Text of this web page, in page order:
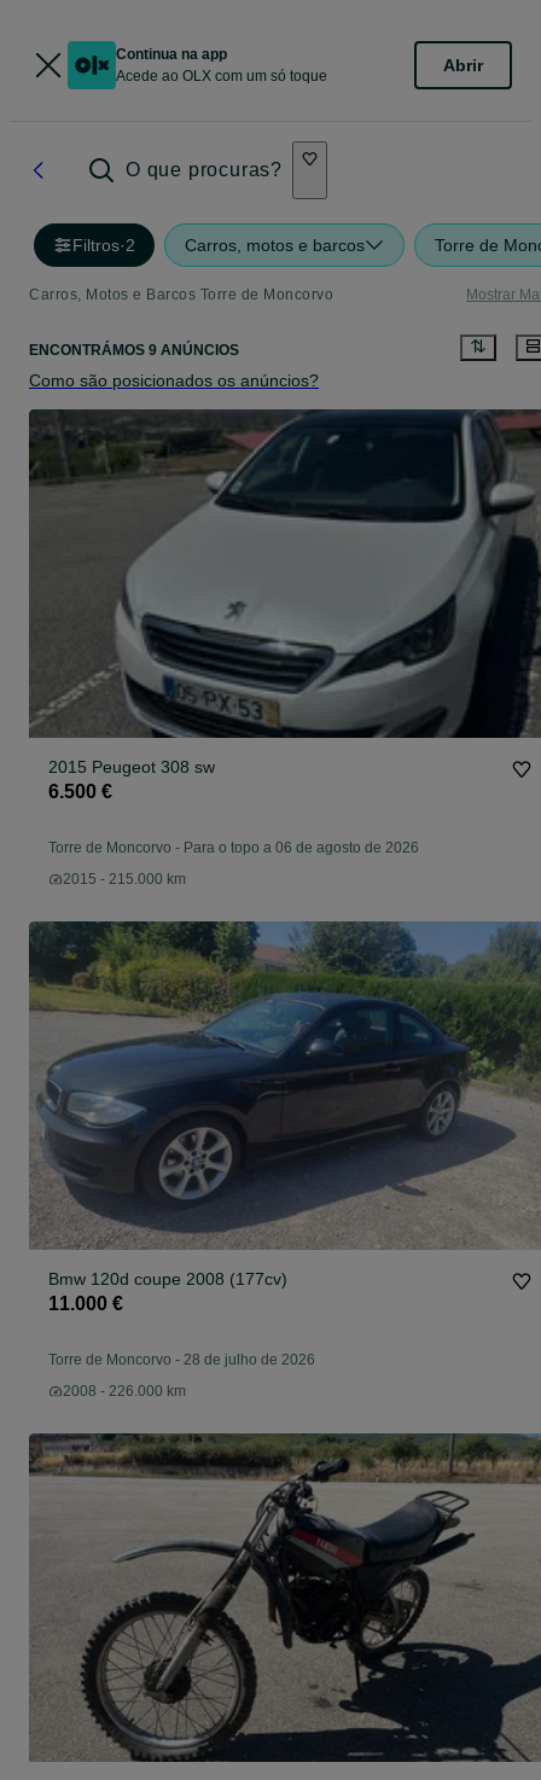
Continua na app
Acede ao OLX com um só toque
Abrir
O que procuras?
Filtros·2 Carros, motos e barcos Torre de
Carros, Motos e Barcos Torre de Moncorvo Mostrar
ENCONTRÁMOS 9 ANÚNCIOS
Como são posicionados os anúncios?
2015 Peugeot 308 sw
6.500 €
Torre de Moncorvo - Para o topo a 06 de agosto de 2026
2015 - 215.000 km
Bmw 120d coupe 2008 (177cv)
11.000 €
Torre de Moncorvo - 28 de julho de 2026
2008 - 226.000 km